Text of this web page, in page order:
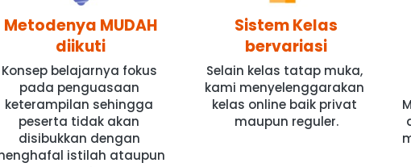
Metodenya MUDAH
diikuti
Konsep belajarnya fokus
pada penguasaan
keterampilan sehingga
peserta tidak akan
disibukkan dengan
istilah ataupun
Sistem Kelas
bervariasi
Selain kelas tatap muka,
kami menyelenggarakan
kelas online baik privat
maupun reguler.